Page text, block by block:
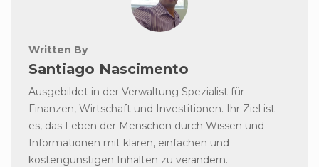
Written By
Santiago Nascimento
Ausgebildet in der Verwaltung Spezialist für
Finanzen, Wirtschaft und Investitionen. Ihr Ziel ist
es, das Leben der Menschen durch Wissen und
Informationen mit klaren, einfachen und
kostengünstigen Inhalten zu verändern.